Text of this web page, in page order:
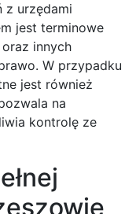
z urzędami
jest terminowe
innych
W przypadku
jest również
na
kontrolę ze